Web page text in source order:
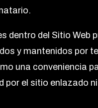
dentro del Sitio Web
y mantenidos por
una conveniencia
por el sitio enlazado